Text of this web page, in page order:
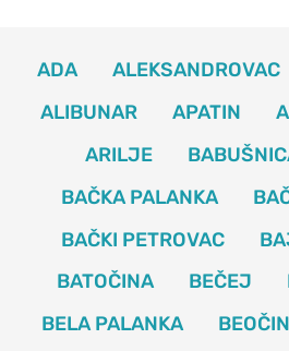
ADA ALEKSANDROVAC
ALIBUNAR
APATIN
ARILJE
BAČKA PALANKA
BAČKI PETROVAC
BATOČINA
BEČEJ
BELA PALANKA
BEOČIN